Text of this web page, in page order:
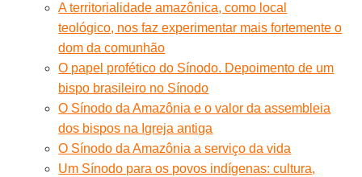
A territorialidade amazônica, como local
teológico, nos faz experimentar mais fortemente o
dom da comunhão
O papel profético do Sínodo. Depoimento de um
bispo brasileiro no Sínodo
O Sínodo da Amazônia e o valor da assembleia
dos bispos na Igreja antiga
O Sínodo da Amazônia a serviço da vida
Um Sínodo para os povos indígenas: cultura,